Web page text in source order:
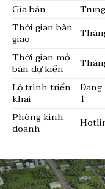
Gía bán
Thời gian bàn
giao
Thời gian mở
bán dự kiến
Lộ trình triển
khai
Đang
1
Phòng kinh
doanh